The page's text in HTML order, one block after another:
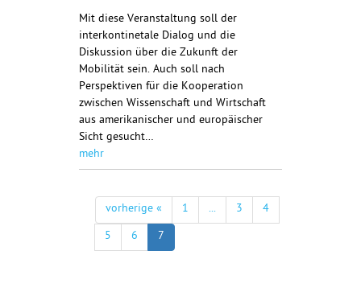
Mit diese Veranstaltung soll der
interkontinetale Dialog und die
Diskussion über die Zukunft der
Mobilität sein. Auch soll nach
Perspektiven für die Kooperation
zwischen Wissenschaft und Wirtschaft
aus amerikanischer und europäischer
Sicht gesucht…
mehr
vorherige « 1 ... 3
4
5
6 7